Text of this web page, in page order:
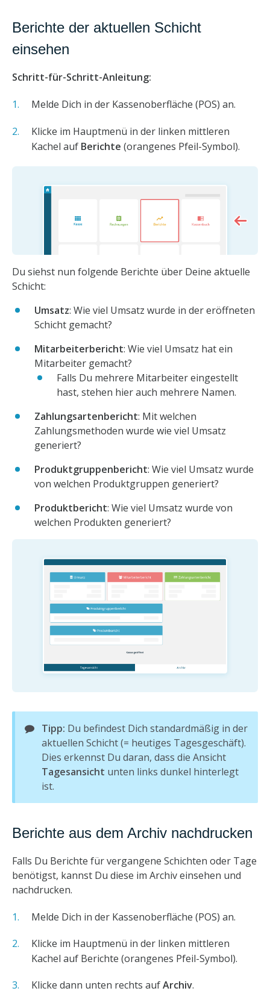
Berichte der aktuellen Schicht
einsehen
Schritt-für-Schritt-Anleitung:
Melde Dich in der Kassenoberfläche (POS) an.
Klicke im Hauptmenü in der linken mittleren
Kachel auf Berichte (orangenes Pfeil-Symbol).
Du siehst nun folgende Berichte über Deine aktuelle
Schicht:
Umsatz: Wie viel Umsatz wurde in der eröffneten
Schicht gemacht?
Mitarbeiterbericht: Wie viel Umsatz hat ein
Mitarbeiter gemacht?
Falls Du mehrere Mitarbeiter eingestellt
hast, stehen hier auch mehrere Namen.
Zahlungsartenbericht: Mit welchen
Zahlungsmethoden wurde wie viel Umsatz
generiert?
Produktgruppenbericht: Wie viel Umsatz wurde
von welchen Produktgruppen generiert?
Produktbericht: Wie viel Umsatz wurde von
welchen Produkten generiert?
Tipp: Du befindest Dich standardmäßig in der
aktuellen Schicht (= heutiges Tagesgeschäft).
Dies erkennst Du daran, dass die Ansicht
Tagesansicht unten links dunkel hinterlegt
ist.
Berichte aus dem Archiv nachdrucken
Falls Du Berichte für vergangene Schichten oder Tage
benötigst, kannst Du diese im Archiv einsehen und
nachdrucken.
Melde Dich in der Kassenoberfläche (POS) an.
Klicke im Hauptmenü in der linken mittleren
Kachel auf Berichte (orangenes Pfeil-Symbol).
Klicke dann unten rechts aufArchiv.